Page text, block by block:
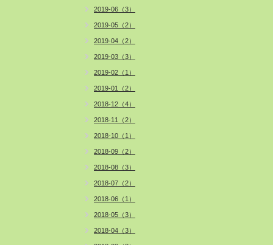
2019-06（3）
2019-05（2）
2019-04（2）
2019-03（3）
2019-02（1）
2019-01（2）
2018-12（4）
2018-11（2）
2018-10（1）
2018-09（2）
2018-08（3）
2018-07（2）
2018-06（1）
2018-05（3）
2018-04（3）